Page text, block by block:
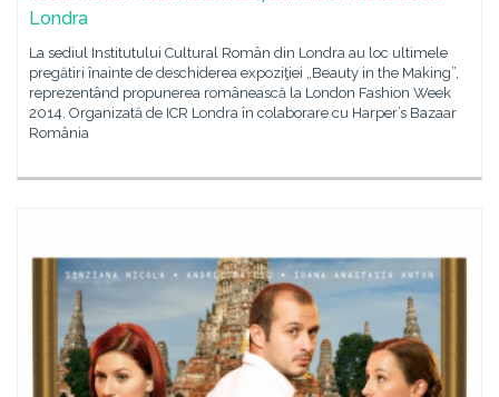
Londra
La sediul Institutului Cultural Român din Londra au loc ultimele
pregătiri înainte de deschiderea expoziţiei „Beauty in the Making”,
reprezentând propunerea românească la London Fashion Week
2014. Organizată de ICR Londra în colaborare cu Harper’s Bazaar
România